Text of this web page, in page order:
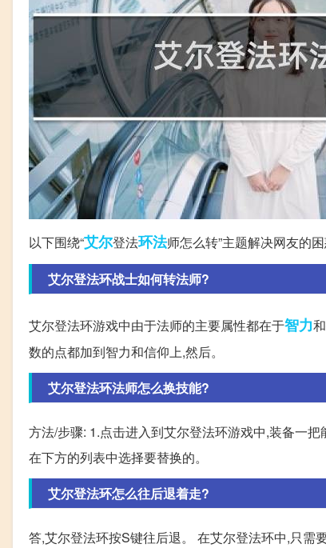
以下围绕“艾尔登法环法师怎么转”主题解决网友的
艾尔登法环战士如何转法师?
艾尔登法环游戏中由于法师的主要属性都在于智力
数的点都加到智力和信仰上,然后。
艾尔登法环法师怎么换技能?
方法/步骤: 1.点击进入到艾尔登法环游戏中,装备一
在下方的列表中选择要替换的。
艾尔登法环怎么往后退着走?
答,艾尔登法环按S键往后退。 在艾尔登法环中,只需